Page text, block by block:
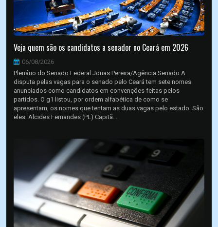
Veja quem são os candidatos a senador no Ceará em 2026
06/08/2026
Plenário do Senado Federal Jonas Pereira/Agência Senado A
disputa pelas vagas para o senado pelo Ceará tem sete nomes
anunciados como candidatos em convenções feitas pelos
partidos. O g1 listou, por ordem alfabética de como se
apresentam, os nomes que tentam as duas vagas pelo estado. São
eles: Alcides Fernandes (PL) Capitã...